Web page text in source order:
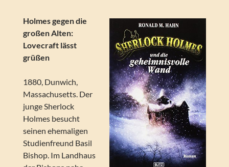
Holmes gegen die
großen Alten:
Lovecraft lässt
grüßen
1880, Dunwich,
Massachusetts. Der
junge Sherlock
Holmes besucht
seinen ehemaligen
Studienfreund Basil
Bishop. Im Landhaus